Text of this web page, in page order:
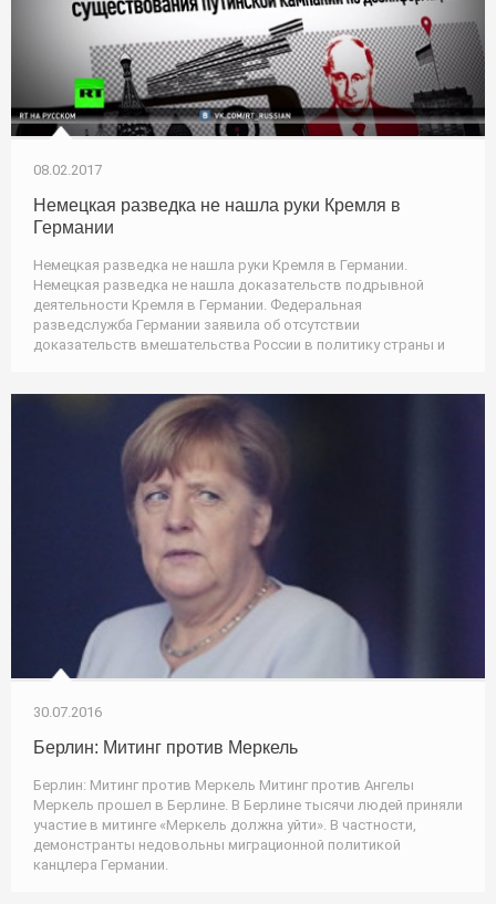
08.02.2017
Немецкая разведка не нашла руки Кремля в
Германии
Немецкая разведка не нашла руки Кремля в Германии.
Немецкая разведка не нашла доказательств подрывной
деятельности Кремля в Германии. Федеральная
разведслужба Германии заявила об отсутствии
доказательств вмешательства России в политику страны и
30.07.2016
Берлин: Митинг против Меркель
Берлин: Митинг против Меркель Митинг против Ангелы
Меркель прошел в Берлине. В Берлине тысячи людей приняли
участие в митинге «Меркель должна уйти». В частности,
демонстранты недовольны миграционной политикой
канцлера Германии.